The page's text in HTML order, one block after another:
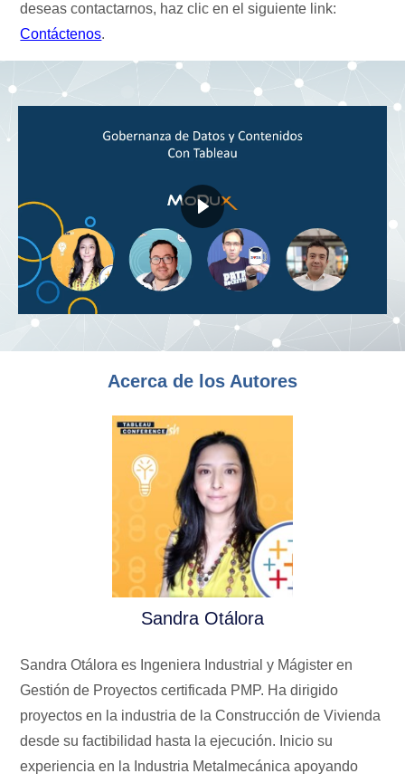
deseas contactarnos, haz clic en el siguiente link:
Contáctenos.
Acerca de los Autores
Sandra Otálora
Sandra Otálora es Ingeniera Industrial y Mágister en
Gestión de Proyectos certificada PMP. Ha dirigido
proyectos en la industria de la Construcción de Vivienda
desde su factibilidad hasta la ejecución. Inicio su
experiencia en la Industria Metalmecánica apoyando